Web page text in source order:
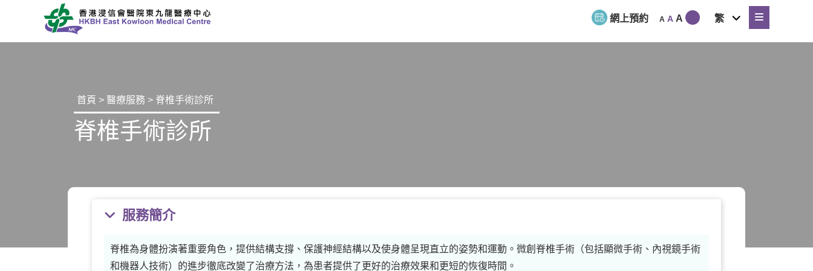
網上預約 A A A 繁
expand
child
menu
首頁 > 醫療服務 > 脊椎手術診所
脊椎手術診所
服務簡介
脊椎為身體扮演著重要角色，提供結構支撐、保護神經結構以及使身體呈現直立的姿勢和運動。微創脊椎手術（包括顯微手術、內視鏡手術
和機器人技術）的進步徹底改變了治療方法，為患者提供了更好的治療效果和更短的恢復時間。